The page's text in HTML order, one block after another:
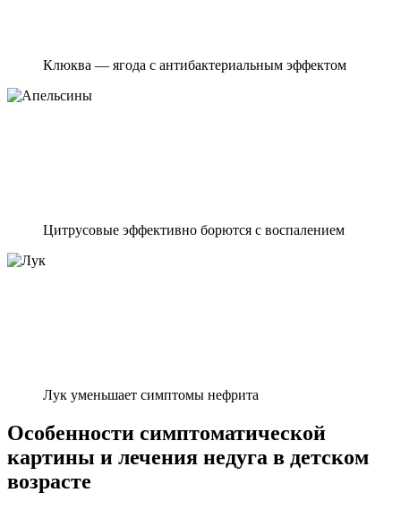
Клюква — ягода с антибактериальным эффектом
Цитрусовые эффективно борются с воспалением
Лук уменьшает симптомы нефрита
Особенности симптоматической
картины и лечения недуга в детском
возрасте